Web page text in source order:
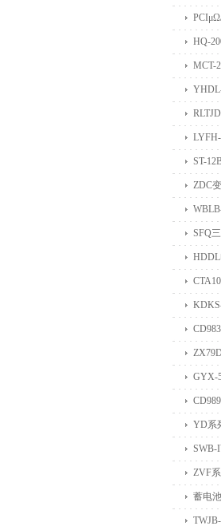
MCT-
ST-
ZDC
SFQ
GYX-
YD系
SWB-
ZVF
蓄电